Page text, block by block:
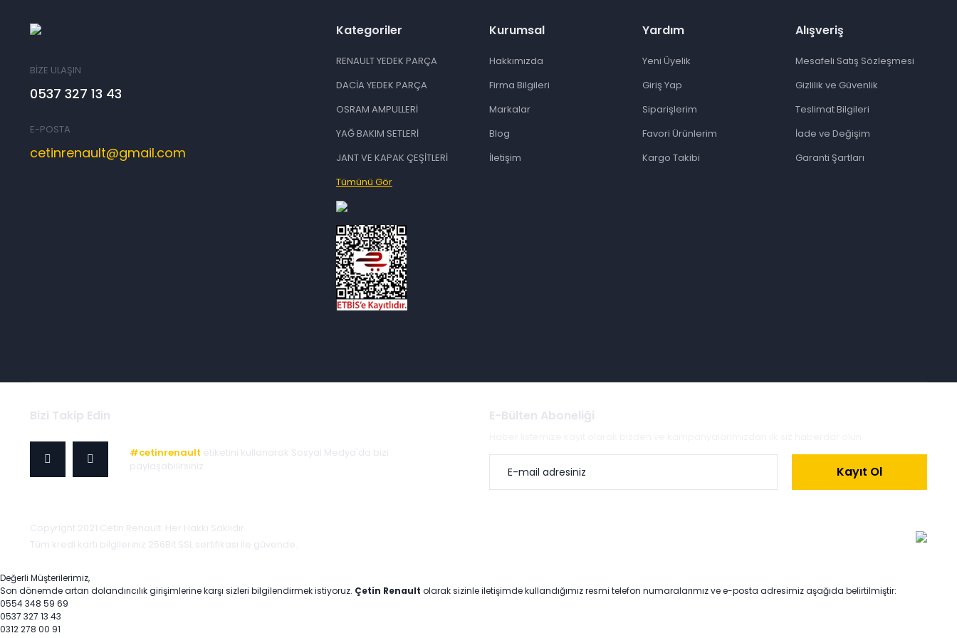
BİZE ULAŞIN
0537 327 13 43
E-POSTA
cetinrenault@gmail.com
Kategoriler
RENAULT YEDEK PARÇA
DACİA YEDEK PARÇA
OSRAM AMPULLERİ
YAĞ BAKIM SETLERİ
JANT VE KAPAK ÇEŞİTLERİ
Tümünü Gör
Kurumsal
Hakkımızda
Firma Bilgileri
Markalar
Blog
İletişim
Yardım
Yeni Üyelik
Giriş Yap
Siparişlerim
Favori Ürünlerim
Kargo Takibi
Alışveriş
Mesafeli Satış Sözleşmesi
Gizlilik ve Güvenlik
Teslimat Bilgileri
İade ve Değişim
Garanti Şartları
Bizi Takip Edin
#cetinrenault etiketini kullanarak Sosyal Medya'da bizi
paylaşabilirsiniz.
E-Bülten Aboneliği
Kayıt Ol
Copyright 2021 Cetin Renault. Her Hakkı Saklıdır.
Tüm kredi kartı bilgileriniz 256Bit SSL sertifikası ile güvende.
Değerli Müşterilerimiz,
Son dönemde artan dolandırıcılık girişimlerine karşı sizleri bilgilendirmek istiyoruz. Çetin Renault olarak sizinle iletişimde kullandığımız resmi telefon numaralarımız ve e-posta adresimiz aşağıda belirtilmiştir:
0554 348 59 69
0537 327 13 43
0312 278 00 91